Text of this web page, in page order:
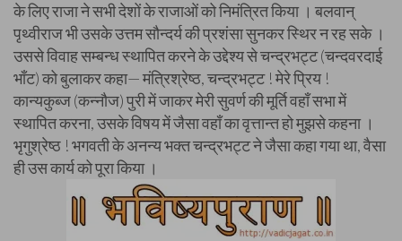
के लिए राजा ने सभी देशों के राजाओं को निमंत्रित किया । बलवान्
पृथ्वीराज भी उसके उत्तम सौन्दर्य की प्रशंसा सुनकर स्थिर न रह सके ।
उससे विवाह सम्बन्ध स्थापित करने के उद्देश्य से चन्द्रभट्ट (चन्दवरदाई
भाँट) को बुलाकर कहा— मंत्रिश्रेष्ठ, चन्द्रभट्ट ! मेरे प्रिय !
कान्यकुब्ज (कन्नौज) पुरी में जाकर मेरी सुवर्ण की मूर्ति वहाँ सभा में
स्थापित करना, उसके विषय में जैसा वहाँ का वृत्तान्त हो मुझसे कहना ।
भृगुश्रेष्ठ ! भगवती के अनन्य भक्त चन्द्रभट्ट ने जैसा कहा गया था, वैसा
ही उस कार्य को पूरा किया ।